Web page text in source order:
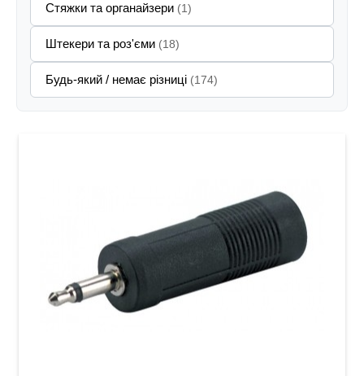
Стяжки та органайзери (1)
Штекери та роз'єми (18)
Будь-який / немає різниці (174)